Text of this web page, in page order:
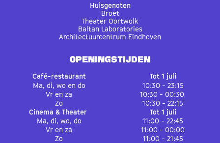
Huisgenoten
Broet
Theater Oortwolk
Baltan Laboratories
Architectuurcentrum Eindhoven
OPENINGSTIJDEN
Café-restaurant
Tot 1 juli
Ma, di, wo en do
10:30 - 23:15
Vr en za
10:30 - 00:30
Zo
10:30 - 22:15
Cinema & Theater
Tot 1 juli
Ma, di, wo, do
11:00 - 22:45
Vr en za
11:00 - 00:00
Zo
11:00 - 21:45